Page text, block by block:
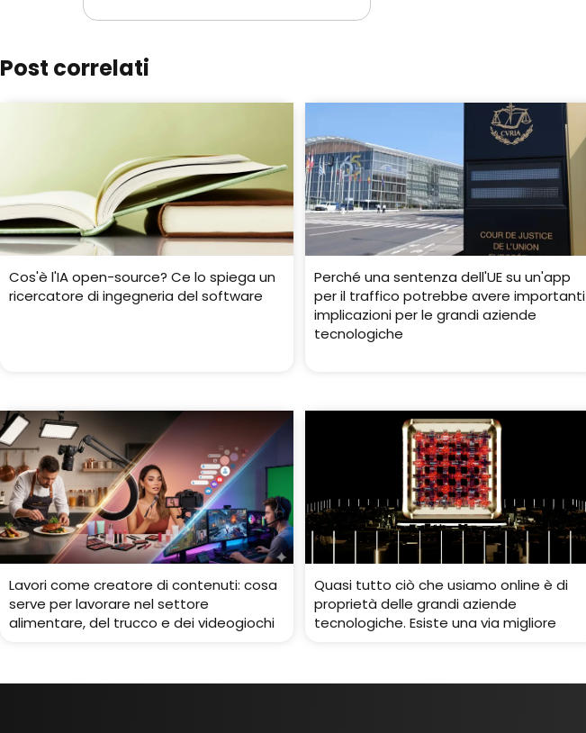
Post correlati
Cos'è l'IA open-source? Ce lo spiega un
ricercatore di ingegneria del software
Perché una sentenza dell'UE su un'app
per il traffico potrebbe avere importanti
implicazioni per le grandi aziende
tecnologiche
Lavori come creatore di contenuti: cosa
serve per lavorare nel settore
alimentare, del trucco e dei videogiochi
Quasi tutto ciò che usiamo online è di
proprietà delle grandi aziende
tecnologiche. Esiste una via migliore